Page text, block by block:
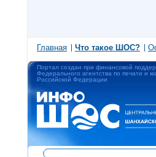
Главная Что такое ШОС?
Портал создан при финансовой
Федерального агентства по печати и
Российской Федерации